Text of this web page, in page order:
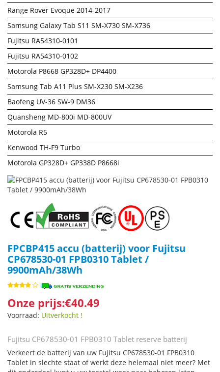
Range Rover Evoque 2014-2017
Samsung Galaxy Tab S11 SM-X730 SM-X736
Fujitsu RA54310-0101
Fujitsu RA54310-0102
Motorola P8668 GP328D+ DP4400
Samsung Tab A11 Plus SM-X230 SM-X236
Baofeng UV-36 SW-9 DM36
Quansheng MD-800i MD-800UV
Motorola R5
Kenwood TH-F9 Turbo
Motorola GP328D+ GP338D P8668i
FPCBP415 accu (batterij) voor Fujitsu
CP678530-01 FPB0310 Tablet /
9900mAh/38Wh
Onze prijs:€40.49
Voorraad: Uitverkocht !
Fujitsu CP678530-01 FPB0310 Tablet reserve batterij
Verkeert de batterij van uw Fujitsu CP678530-01 FPB0310
Tablet in slechte staat of werkt deze helemaal niet meer? Met